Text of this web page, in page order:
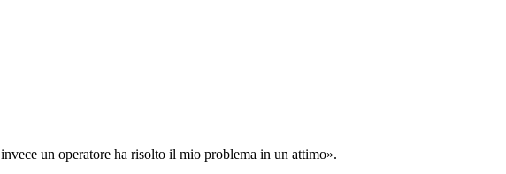
un operatore ha risolto il mio problema in un attimo».